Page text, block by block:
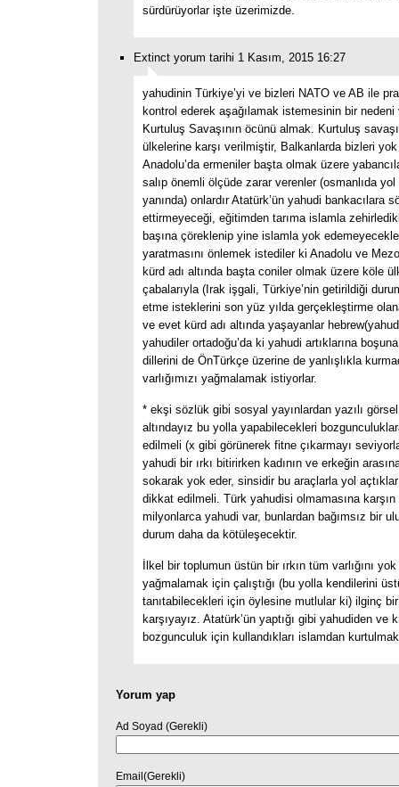
sürdürüyorlar işte üzerimizde.
Extinct yorum tarihi 1 Kasım, 2015 16:27
yahudinin Türkiye’yi ve bizleri NATO ve AB ile
kontrol ederek aşağılamak istemesinin bir nedeni
Kurtuluş Savaşının öcünü almak. Kurtuluş
ülkelerine karşı verilmiştir, Balkanlarda bizleri
Anadolu’da ermeniler başta olmak üzere
salıp önemli ölçüde zarar verenler (osmanlıda yol
yanında) onlardır Atatürk’ün yahudi bankacılara
ettirmeyeceği, eğitimden tarıma islamla
başına çöreklenip yine islamla yok
yaratmasını önlemek istediler ki Anadolu ve
kürd adı altında başta coniler olmak üzere köle
çabalarıyla (Irak işgali, Türkiye’nin getirildiği
etme isteklerini son yüz yılda gerçekleştirme
ve evet kürd adı altında yaşayanlar
yahudiler ortadoğu’da ki yahudi artıklarına
dillerini de ÖnTürkçe üzerine de yanlışlıkla
varlığımızı yağmalamak istiyorlar.
* ekşi sözlük gibi sosyal yayınlardan yazılı
altındayız bu yolla yapabilecekleri
edilmeli (x gibi görünerek fitne çıkarmayı
yahudi bir ırkı bitirirken kadının ve erkeğin
sokarak yok eder, sinsidir bu araçlarla yol
dikkat edilmeli. Türk yahudisi olmamasına
milyonlarca yahudi var, bunlardan bağımsız bir
durum daha da kötüleşecektir.
İlkel bir toplumun üstün bir ırkın tüm varlığını
yağmalamak için çalıştığı (bu yolla kendilerini
tanıtabilecekleri için öylesine mutlular ki) ilginç
karşıyayız. Atatürk’ün yaptığı gibi yahudiden ve
bozgunculuk için kullandıkları islamdan
Yorum yap
Ad Soyad (Gerekli)
Email(Gerekli)